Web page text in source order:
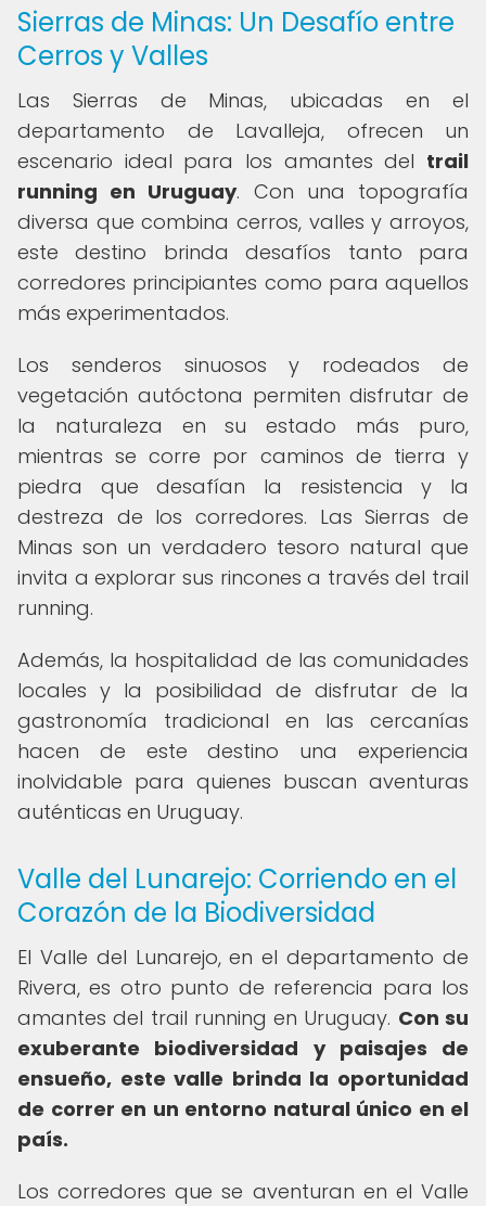
Sierras de Minas: Un Desafío entre
Cerros y Valles
Las Sierras de Minas, ubicadas en el
departamento de Lavalleja, ofrecen un
escenario ideal para los amantes del trail
running en Uruguay. Con una topografía
diversa que combina cerros, valles y arroyos,
este destino brinda desafíos tanto para
corredores principiantes como para aquellos
más experimentados.
Los senderos sinuosos y rodeados de
vegetación autóctona permiten disfrutar de
la naturaleza en su estado más puro,
mientras se corre por caminos de tierra y
piedra que desafían la resistencia y la
destreza de los corredores. Las Sierras de
Minas son un verdadero tesoro natural que
invita a explorar sus rincones a través del trail
running.
Además, la hospitalidad de las comunidades
locales y la posibilidad de disfrutar de la
gastronomía tradicional en las cercanías
hacen de este destino una experiencia
inolvidable para quienes buscan aventuras
auténticas en Uruguay.
Valle del Lunarejo: Corriendo en el
Corazón de la Biodiversidad
El Valle del Lunarejo, en el departamento de
Rivera, es otro punto de referencia para los
amantes del trail running en Uruguay. Con su
exuberante biodiversidad y paisajes de
ensueño, este valle brinda la oportunidad
de correr en un entorno natural único en el
país.
Los corredores que se aventuran en el Valle